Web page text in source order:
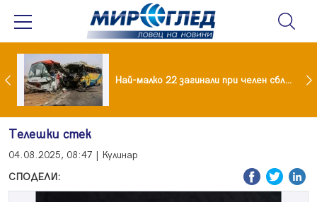
споразумение със САЩ , но без компромиси Най-малко 22 загинали при челен сблъсък между два автобуса
Телешки стек
04.08.2025, 08:47 | Кулинар
СПОДЕЛИ: